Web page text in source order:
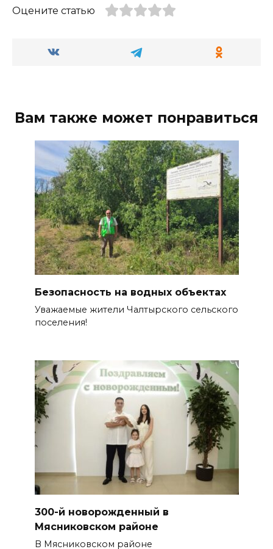
Оцените статью
Вам также может понравиться
Безопасность на водных объектах
Уважаемые жители Чалтырского сельского
поселения!
300-й новорожденный в
Мясниковском районе
В Мясниковском районе